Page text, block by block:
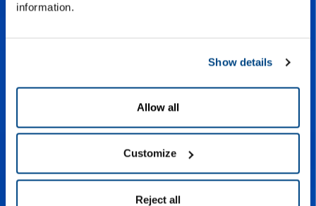
information.
Show details
Allow all
Customize
Reject all